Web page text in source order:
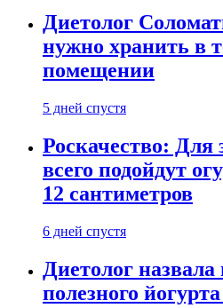
Диетолог
нужно хранить в
помещении
5 дней спустя
Роскачество: Для
всего подойдут
12 сантиметров
6 дней спустя
Диетолог
полезного